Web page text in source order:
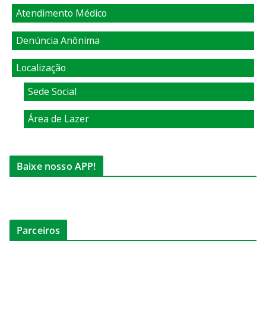
Atendimento Médico
Denúncia Anônima
Localização
Sede Social
Área de Lazer
Baixe nosso APP!
Parceiros